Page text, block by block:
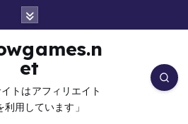
et
トはアフィリエイト
利用しています」